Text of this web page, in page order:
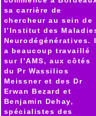
sa carrière de
chercheur au sein de
l’Institut des
Neurodégénératives.
a beaucoup travaillé
sur l’AMS, aux côtés
du Pr Wassilios
Meissner et des Dr
Erwan Bezard et
Benjamin Dehay,
spécialistes des